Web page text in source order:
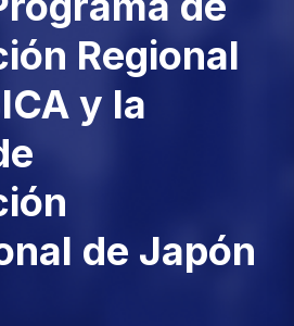
Regional
y la
de Japón